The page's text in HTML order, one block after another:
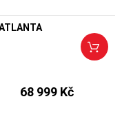
68 999 Kč